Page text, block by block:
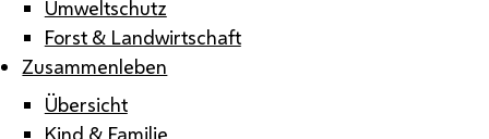
Umweltschutz
Forst & Landwirtschaft
Zusammenleben
Übersicht
Kind & Familie